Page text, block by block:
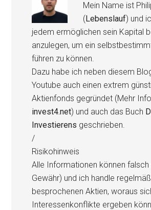
Mein Name ist
(Lebenslauf) und
jedem ermöglichen sein Kapital
anzulegen, um ein
führen zu können.
Dazu habe ich neben diesem
Youtube auch einen extrem
Aktienfonds gegründet (Mehr
invest4.net) und auch das Buch
Investierens geschrieben.
/
Risikohinweis
Alle Informationen können falsch
Gewähr) und ich handle
besprochenen Aktien, woraus
Interessenkonflikte ergeben